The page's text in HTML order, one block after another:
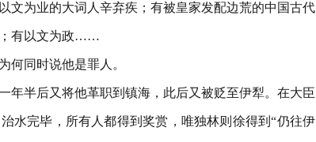
文为业的大词人辛弃疾；有被皇家发配边荒的中国古代
；有以文为政……
何同时说他是罪人。
年半后又将他革职到镇海，此后又被贬至伊犁。在大臣
水完毕，所有人都得到奖赏，唯独林则徐得到“仍往伊